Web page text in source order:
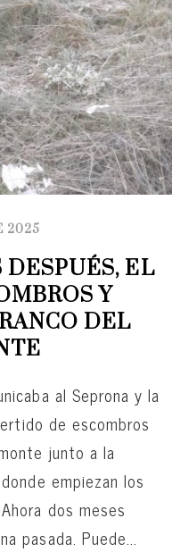
2025
DESPUÉS, EL
Y
DEL
al Seprona y la
de escombros
junto a la
empiezan los
dos meses
pasada. Puede...